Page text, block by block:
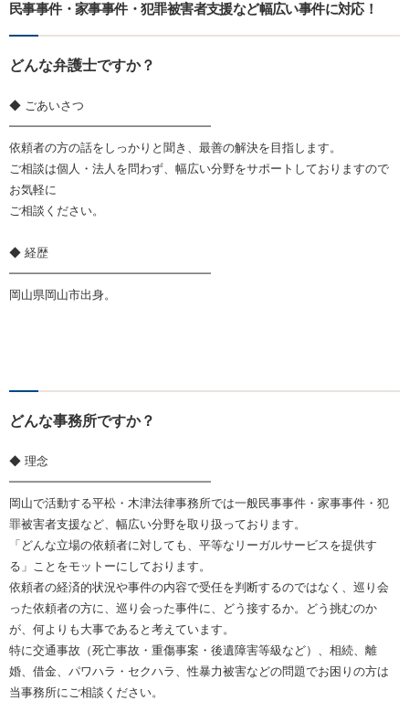
民事事件・家事事件・犯罪被害者支援など幅広い事件に対応！
どんな弁護士ですか？
◆ ごあいさつ
━━━━━━━━━━━━━━━━━
依頼者の方の話をしっかりと聞き、最善の解決を目指します。
ご相談は個人・法人を問わず、幅広い分野をサポートしておりますので
お気軽に
ご相談ください。
◆ 経歴
━━━━━━━━━━━━━━━━━
岡山県岡山市出身。
どんな事務所ですか？
◆ 理念
━━━━━━━━━━━━━━━━━
岡山で活動する平松・木津法律事務所では一般民事事件・家事事件・犯
罪被害者支援など、幅広い分野を取り扱っております。
「どんな立場の依頼者に対しても、平等なリーガルサービスを提供す
る」ことをモットーにしております。
依頼者の経済的状況や事件の内容で受任を判断するのではなく、巡り会
った依頼者の方に、巡り会った事件に、どう接するか。どう挑むのか
が、何よりも大事であると考えています。
特に交通事故（死亡事故・重傷事案・後遺障害等級など）、相続、離
婚、借金、パワハラ・セクハラ、性暴力被害などの問題でお困りの方は
当事務所にご相談ください。